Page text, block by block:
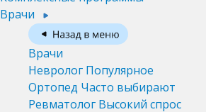
Врачи
Врачи
Невролог Популярное
Ортопед Часто выбирают
Ревматолог Высокий спрос